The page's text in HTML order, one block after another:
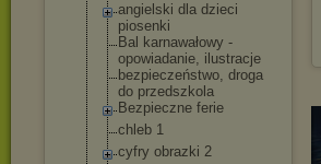
angielski dla dzieci
piosenki
Bal karnawałowy -
opowiadanie, ilustracje
bezpieczeństwo, droga
do przedszkola
Bezpieczne ferie
chleb 1
cyfry obrazki 2